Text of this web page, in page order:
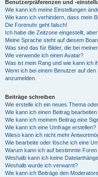
Benutzerpräferenzen und -
Wie kann ich meine Einstellungen
Wie kann ich verhindern, dass mein
Die Forenuhr geht falsch!
Ich habe die Zeitzone eingestellt,
Meine Sprache steht auf diesem
Was sind das für Bilder, die bei
Wie verwende ich einen Avatar?
Was ist mein Rang und wie kann ich
Wenn ich bei einem Benutzer auf
anzumelden.
Beiträge schreiben
Wie erstelle ich ein neues Thema
Wie kann ich einen Beitrag
Wie kann ich meinem Beitrag eine
Wie kann ich eine Umfrage erstellen?
Wieso kann ich nicht mehr
Wie bearbeite oder lösche ich eine
Warum kann ich auf bestimmte
Weshalb kann ich keine
Weshalb wurde ich verwarnt?
Wie kann ich Beiträge den